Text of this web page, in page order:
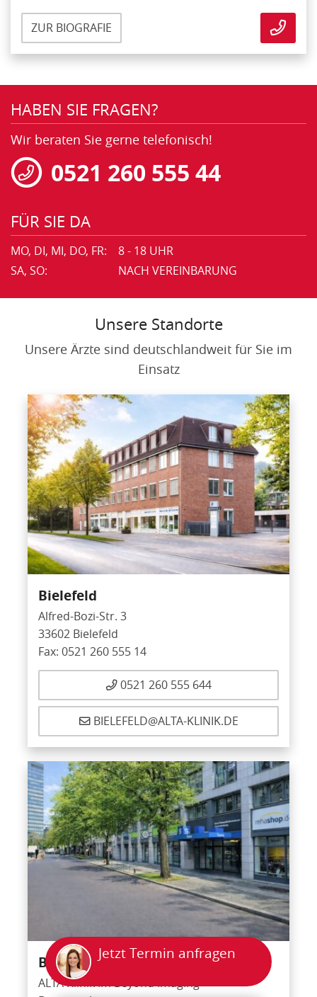
ZUR BIOGRAFIE
HABEN SIE FRAGEN?
Wir beraten Sie gerne telefonisch!
0521 260 555 44
FÜR SIE DA
MO, DI, MI, DO, FR:
8 - 18 UHR
SA, SO:
NACH VEREINBARUNG
Unsere Standorte
Unsere Ärzte sind deutschlandweit für Sie im
Einsatz
Bielefeld
Alfred-Bozi-Str. 3
33602 Bielefeld
Fax: 0521 260 555 14
0521 260 555 644
BIELEFELD@ALTA-KLINIK.DE
Berlin
ALTA Klinik im Beyond Imaging
Jetzt Termin anfragen